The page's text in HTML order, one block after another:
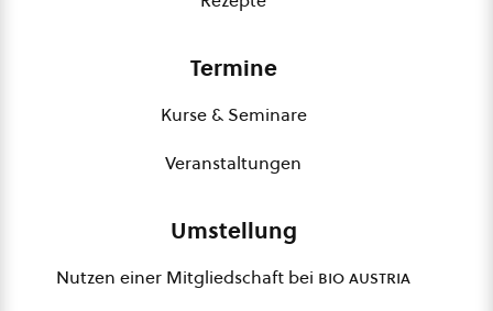
Termine
Kurse & Seminare
Veranstaltungen
Umstellung
Nutzen einer Mitgliedschaft bei bio austria